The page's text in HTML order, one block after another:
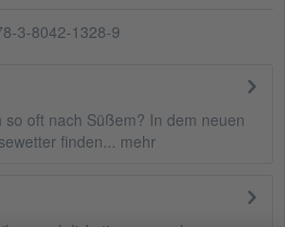
3-8042-1328-9
oft nach Süßem? In dem neuen
finden... mehr